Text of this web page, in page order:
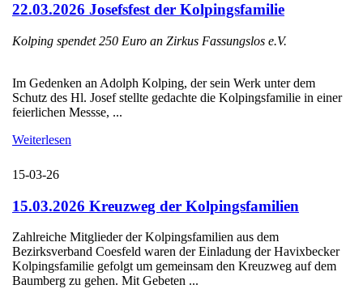
22.03.2026 Josefsfest der Kolpingsfamilie
Kolping spendet 250 Euro an Zirkus Fassungslos e.V.
Im Gedenken an Adolph Kolping, der sein Werk unter dem
Schutz des Hl. Josef stellte gedachte die Kolpingsfamilie in einer
feierlichen Messse, ...
Weiterlesen
15-03-26
15.03.2026 Kreuzweg der Kolpingsfamilien
Zahlreiche Mitglieder der Kolpingsfamilien aus dem
Bezirksverband Coesfeld waren der Einladung der Havixbecker
Kolpingsfamilie gefolgt um gemeinsam den Kreuzweg auf dem
Baumberg zu gehen. Mit Gebeten ...